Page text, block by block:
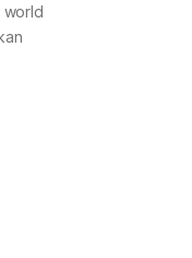
world